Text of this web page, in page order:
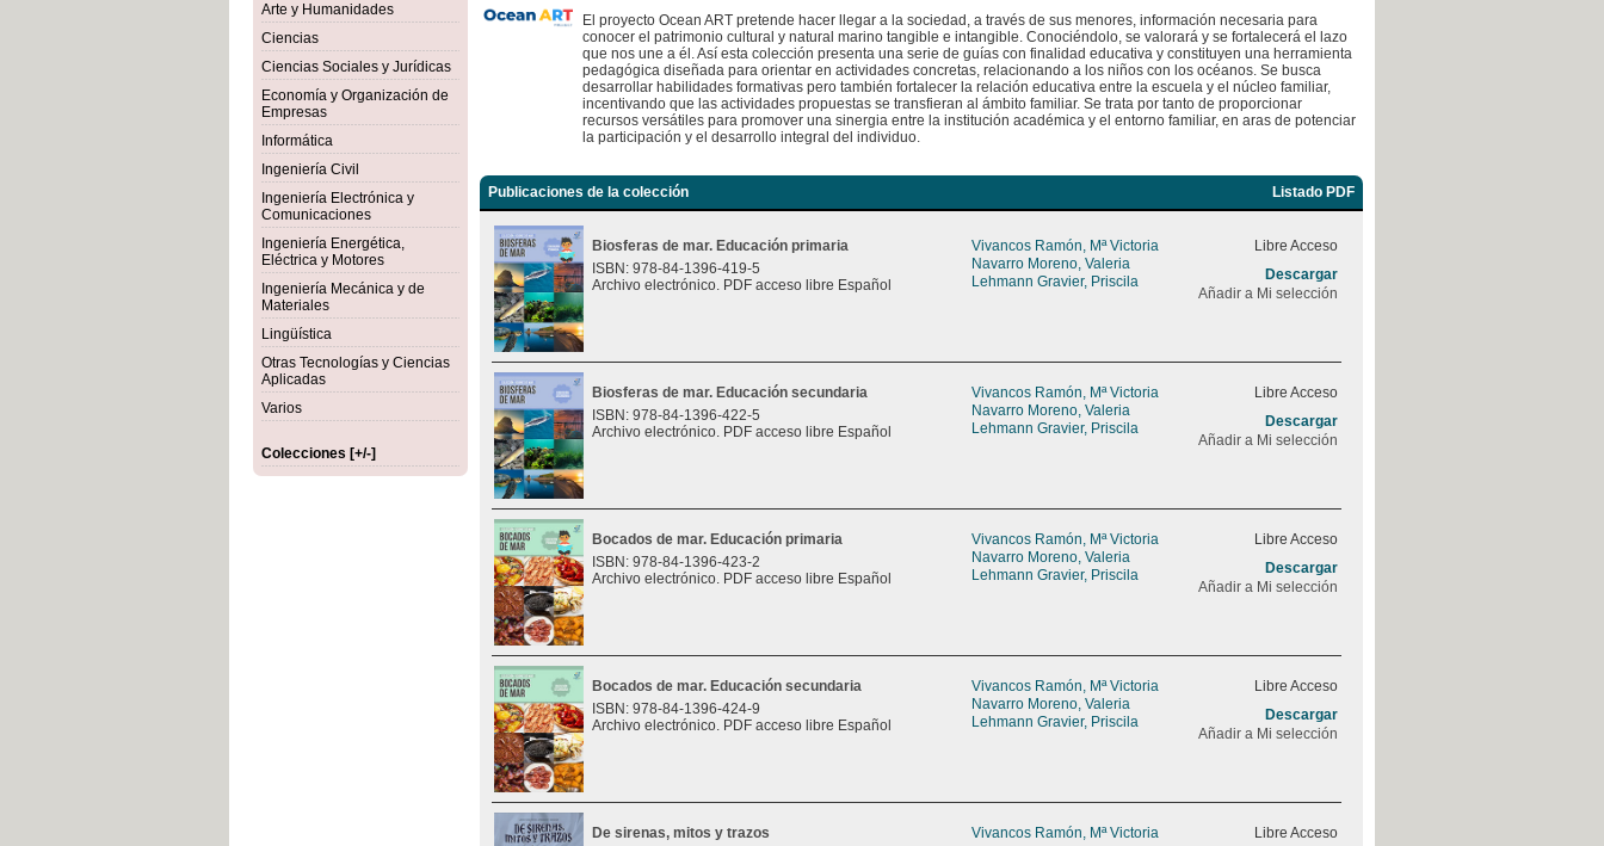
Arte y Humanidades
Ciencias
Ciencias Sociales y Jurídicas
Economía y Organización de
Empresas
Informática
Ingeniería Civil
Ingeniería Electrónica y
Comunicaciones
Ingeniería Energética,
Eléctrica y Motores
Ingeniería Mecánica y de
Materiales
Lingüística
Otras Tecnologías y Ciencias
Aplicadas
Varios
Colecciones [+/-]
El proyecto Ocean ART pretende hacer llegar a la sociedad, a través de sus menores, información necesaria para
conocer el patrimonio cultural y natural marino tangible e intangible. Conociéndolo, se valorará y se fortalecerá el lazo
que nos une a él. Así esta colección presenta una serie de guías con finalidad educativa y constituyen una herramienta
pedagógica diseñada para orientar en actividades concretas, relacionando a los niños con los océanos. Se busca
desarrollar habilidades formativas pero también fortalecer la relación educativa entre la escuela y el núcleo familiar,
incentivando que las actividades propuestas se transfieran al ámbito familiar. Se trata por tanto de proporcionar
recursos versátiles para promover una sinergia entre la institución académica y el entorno familiar, en aras de potenciar
la participación y el desarrollo integral del individuo.
Publicaciones de la colección Listado PDF
Biosferas de mar. Educación primaria
ISBN: 978-84-1396-419-5
Archivo electrónico. PDF acceso libre Español
Vivancos Ramón, Mª Victoria
Navarro Moreno, Valeria
Lehmann Gravier, Priscila
Libre Acceso
Descargar
Añadir a Mi selección
Biosferas de mar. Educación secundaria
ISBN: 978-84-1396-422-5
Archivo electrónico. PDF acceso libre Español
Vivancos Ramón, Mª Victoria
Navarro Moreno, Valeria
Lehmann Gravier, Priscila
Libre Acceso
Descargar
Añadir a Mi selección
Bocados de mar. Educación primaria
ISBN: 978-84-1396-423-2
Archivo electrónico. PDF acceso libre Español
Vivancos Ramón, Mª Victoria
Navarro Moreno, Valeria
Lehmann Gravier, Priscila
Libre Acceso
Descargar
Añadir a Mi selección
Bocados de mar. Educación secundaria
ISBN: 978-84-1396-424-9
Archivo electrónico. PDF acceso libre Español
Vivancos Ramón, Mª Victoria
Navarro Moreno, Valeria
Lehmann Gravier, Priscila
Libre Acceso
Descargar
Añadir a Mi selección
De sirenas, mitos y trazos
Vivancos Ramón, Mª Victoria
Libre Acceso